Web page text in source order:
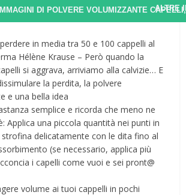
ALTRE
in media tra 50 e 100 cappelli al
Hélène Krause – Però quando la
si aggrava, arriviamo alla calvizie… E
la perdita, la polvere
e una bella idea
semplice e ricorda che meno ne
Applica una piccola quantità nei punti in
strofina delicatamente con le dita fino al
(se necessario, applica più
i capelli come vuoi e sei pront@
volume ai tuoi cappelli in pochi